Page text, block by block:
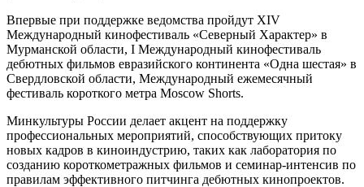
Впервые при поддержке ведомства пройдут XIV
Международный кинофестиваль «Северный Характер» в
Мурманской области, I Международный кинофестиваль
дебютных фильмов евразийского континента «Одна шестая» в
Свердловской области, Международный ежемесячный
фестиваль короткого метра Moscow Shorts.
Минкультуры России делает акцент на поддержку
профессиональных мероприятий, способствующих притоку
новых кадров в киноиндустрию, таких как лаборатория по
созданию короткометражных фильмов и семинар-интенсив по
правилам эффективного питчинга дебютных кинопроектов.